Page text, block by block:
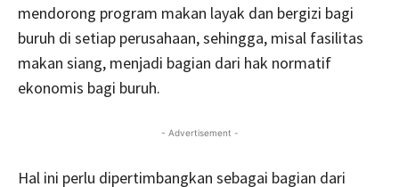
mendorong program makan layak dan bergizi bagi
buruh di setiap perusahaan, sehingga, misal fasilitas
makan siang, menjadi bagian dari hak normatif
ekonomis bagi buruh.
- Advertisement -
Hal ini perlu dipertimbangkan sebagai bagian dari